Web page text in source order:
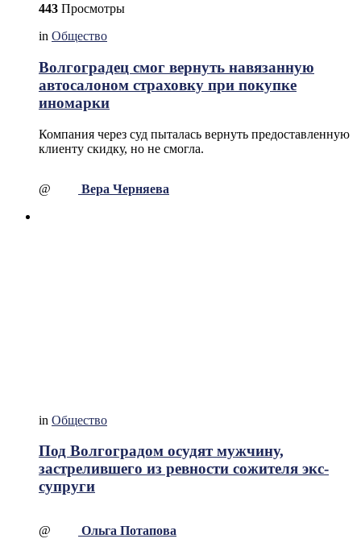
443 Просмотры
in Общество
Волгоградец смог вернуть навязанную
автосалоном страховку при покупке
иномарки
Компания через суд пыталась вернуть предоставленную
клиенту скидку, но не смогла.
@ Вера Черняева
in Общество
Под Волгоградом осудят мужчину,
застрелившего из ревности сожителя экс-
супруги
@ Ольга Потапова